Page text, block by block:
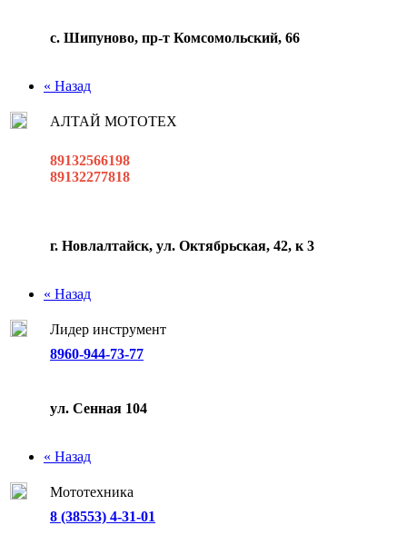
с. Шипуново, пр-т Комсомольский, 66
« Назад
АЛТАЙ МОТОТЕХ
89132566198
89132277818
г. Новлалтайск, ул. Октябрьская, 42, к 3
« Назад
Лидер инструмент
8960-944-73-77
ул. Сенная 104
« Назад
Мототехника
8 (38553) 4-31-01